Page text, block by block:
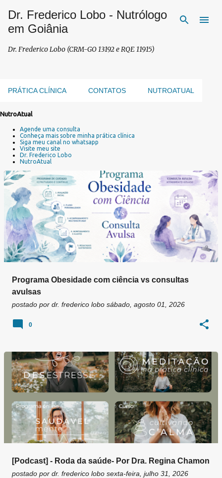
Pular para o conteúdo principal
Dr. Frederico Lobo - Nutrólogo
em Goiânia
Dr. Frederico Lobo (CRM-GO 13192 e RQE 11915)
PRÁTICA CLÍNICA CONTATOS NUTROATUAL
g
e
NutroAtual
Agende uma consulta
Conheça mais sobre minha prática clínica
Siga meu canal no whatsapp
Visite meu site
Dr. Frederico Lobo
NutroAtual
Programa Obesidade com ciência vs consultas
avulsas
postado por dr. frederico lobo sábado, agosto 01, 2026
0
[Podcast] - Roda da saúde- Por Dra. Regina Chamon
postado por dr. frederico lobo sexta-feira, julho 31, 2026